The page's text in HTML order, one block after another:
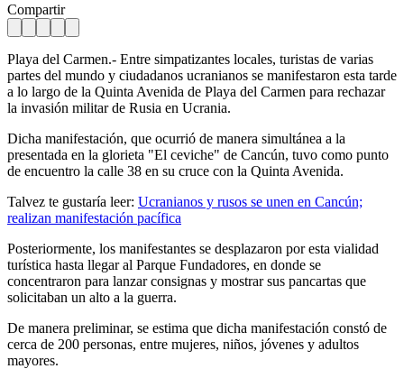
Compartir
Playa del Carmen.- Entre simpatizantes locales, turistas de varias
partes del mundo y ciudadanos ucranianos se manifestaron esta tarde
a lo largo de la Quinta Avenida de Playa del Carmen para rechazar
la invasión militar de Rusia en Ucrania.
Dicha manifestación, que ocurrió de manera simultánea a la
presentada en la glorieta "El ceviche" de Cancún, tuvo como punto
de encuentro la calle 38 en su cruce con la Quinta Avenida.
Talvez te gustaría leer: Ucranianos y rusos se unen en Cancún;
realizan manifestación pacífica
Posteriormente, los manifestantes se desplazaron por esta vialidad
turística hasta llegar al Parque Fundadores, en donde se
concentraron para lanzar consignas y mostrar sus pancartas que
solicitaban un alto a la guerra.
De manera preliminar, se estima que dicha manifestación constó de
cerca de 200 personas, entre mujeres, niños, jóvenes y adultos
mayores.